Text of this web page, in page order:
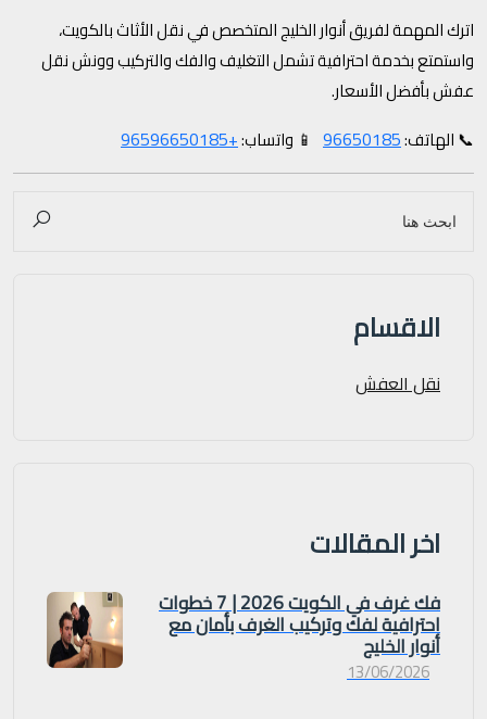
اترك المهمة لفريق أنوار الخليج المتخصص في نقل الأثاث بالكويت،
واستمتع بخدمة احترافية تشمل التغليف والفك والتركيب وونش نقل
عفش بأفضل الأسعار.
📞 الهاتف:96650185 📱 واتساب:+96596650185
الاقسام
نقل العفش
اخر المقالات
فك غرف في الكويت 2026 | 7 خطوات
احترافية لفك وتركيب الغرف بأمان مع
أنوار الخليج
13/06/2026